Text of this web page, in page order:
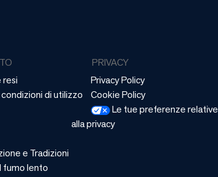
resi
di utilizzo
e Tradizioni
fumo lento
PRIVACY
Privacy Policy
Cookie Policy
Le tue preferenze relative
alla privacy